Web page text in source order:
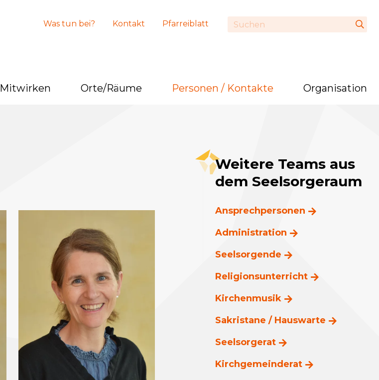
Was tun bei? Kontakt Pfarreiblatt
Mitwirken Orte/Räume Personen / Kontakte Organisation
Weitere Teams aus
dem Seelsorgeraum
Ansprechpersonen
Administration
Seelsorgende
Religionsunterricht
Kirchenmusik
Sakristane / Hauswarte
Seelsorgerat
Kirchgemeinderat